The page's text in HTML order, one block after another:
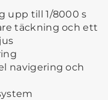
upp till 1/8000 s
täckning och ett
navigering och